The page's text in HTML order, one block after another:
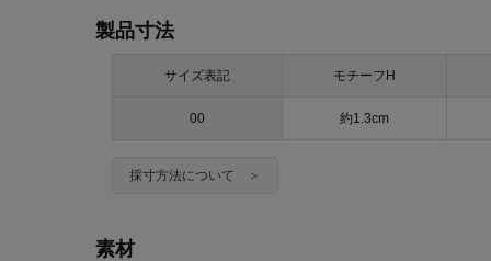
製品寸法
サイズ表記 モチーフH
00 約1.3cm
採寸方法について ＞
素材